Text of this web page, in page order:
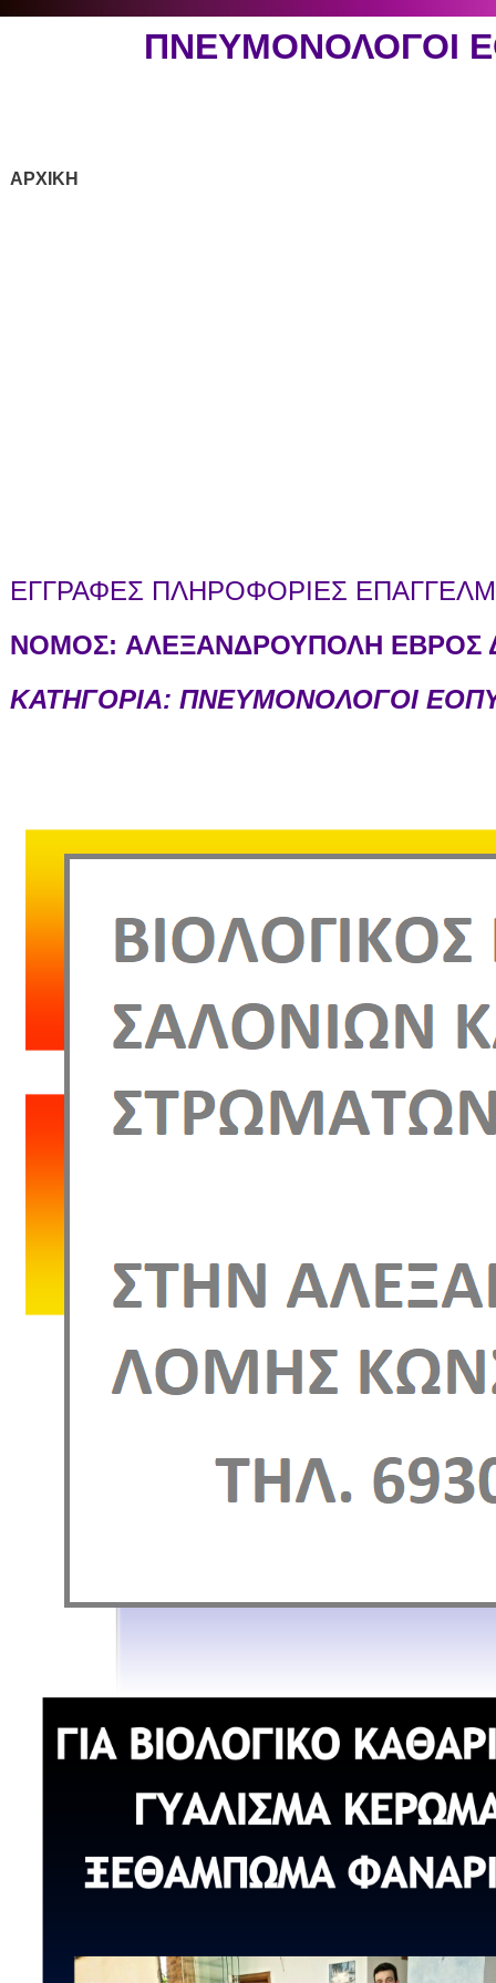
ΠΝΕΥΜΟΝΟΛΟΓΟΙ
ΕΓΓΡΑΦΕΣ ΠΛΗΡΟΦΟΡΙΕΣ
ΝΟΜΟΣ: ΑΛΕΞΑΝΔΡΟΥΠΟΛΗ ΕΒΡΟΣ
ΚΑΤΗΓΟΡΙΑ: ΠΝΕΥΜΟΝΟΛΟΓΟΙ
ΑΡΧΙΚΗ